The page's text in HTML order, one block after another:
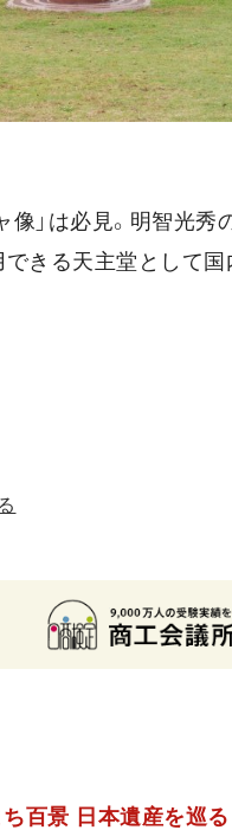
」は必見。明智光
できる天主堂として
百景 日本遺産を巡